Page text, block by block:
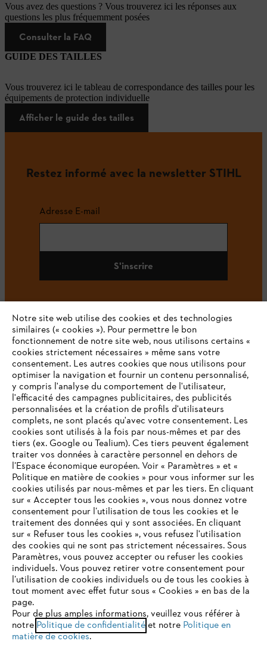
Vous avez des questions ? Vous trouverez ici les réponses aux
questions les plus fréquemment posées
Consulter la FAQ
GUIDE DES TAILLES
Vous trouverez ici le tableau de correspondance des tailles pour les
équipements de protection individuelle
Afficher le guide des tailles
Restez informé avec la newsletter STIHL
Adresse E-mail
S'inscrire
#STIHL
L'Entreprise
STIHL FAQ
Contact
Politique de protection des données
Mentions légales Utilisation des cookies
VOTRE NAVIGATEUR INTERNET
N'EST PLUS PRIS EN CHARGE
Vous utilisez un navigateur Internet que nous ne prenons plus
en charge, et certaines fonctionnalités de notre site ne
peuvent fonctionner correctement. Pour une utilisation
optimale de notre site, nous vous recommandons de passer à
l'un des navigateurs suivants :
Notre site web utilise des cookies et des technologies
similaires (« cookies »). Pour permettre le bon
fonctionnement de notre site web, nous utilisons certains «
cookies strictement nécessaires » même sans votre
consentement. Les autres cookies que nous utilisons pour
optimiser la navigation et fournir un contenu personnalisé,
y compris l'analyse du comportement de l'utilisateur,
l'efficacité des campagnes publicitaires, des publicités
personnalisées et la création de profils d'utilisateurs
complets, ne sont placés qu'avec votre consentement. Les
cookies sont utilisés à la fois par nous-mêmes et par des
tiers (ex. Google ou Tealium). Ces tiers peuvent également
traiter vos données à caractère personnel en dehors de
l’Espace économique européen. Voir « Paramètres » et «
Politique en matière de cookies » pour vous informer sur les
cookies utilisés par nous-mêmes et par les tiers. En cliquant
sur « Accepter tous les cookies », vous nous donnez votre
consentement pour l’utilisation de tous les cookies et le
traitement des données qui y sont associées. En cliquant
sur « Refuser tous les cookies », vous refusez l'utilisation
des cookies qui ne sont pas strictement nécessaires. Sous
Paramètres, vous pouvez accepter ou refuser les cookies
individuels. Vous pouvez retirer votre consentement pour
l’utilisation de cookies individuels ou de tous les cookies à
tout moment avec effet futur sous « Cookies » en bas de la
page.
Pour de plus amples informations, veuillez vous référer à
notre Politique de confidentialitéet notre Politique en
matière de cookies.